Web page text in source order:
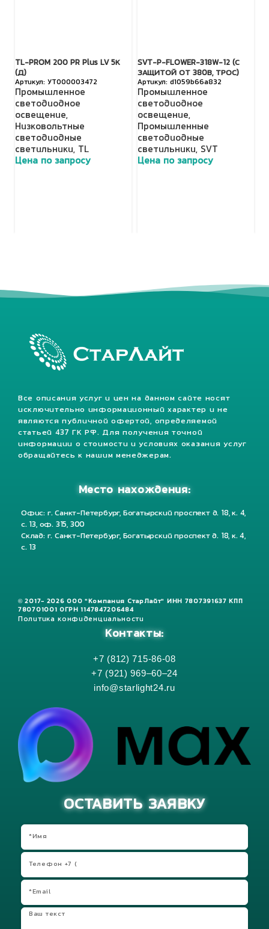
TL-PROM 200 PR Plus LV 5К
(Д)
УТ000003472
Промышленное
светодиодное
освещение,
Низковольтные
светодиодные
светильники, TL
Цена по запросу
SVT-P-FLOWER-318W-12 (С
ЗАЩИТОЙ ОТ 380В, ТРОС)
d1059b66a832
Промышленное
светодиодное
освещение,
Промышленные
светодиодные
светильники, SVT
Цена по запросу
Все описания услуг и цен на данном сайте носят
исключительно информационный характер и не
являются публичной офертой, определяемой
статьей 437 ГК РФ. Для получения точной
информации о стоимости и условиях оказания услуг
обращайтесь к нашим менеджерам.
Место нахождения:
Офис: г. Санкт-Петербург, Богатырский проспект д. 18, к. 4,
с. 13, оф. 315, 300
Склад: г. Санкт-Петербург, Богатырский проспект д. 18, к. 4,
с. 13
© 2017- 2026 ООО "Компания СтарЛайт" ИНН 7807391637 КПП
780701001 ОГРН 1147847206484
Политика конфиденциальности
Контакты:
+7 (812) 715-86-08
+7 (921) 969–60–24
info@starlight24.ru
ОСТАВИТЬ ЗАЯВКУ